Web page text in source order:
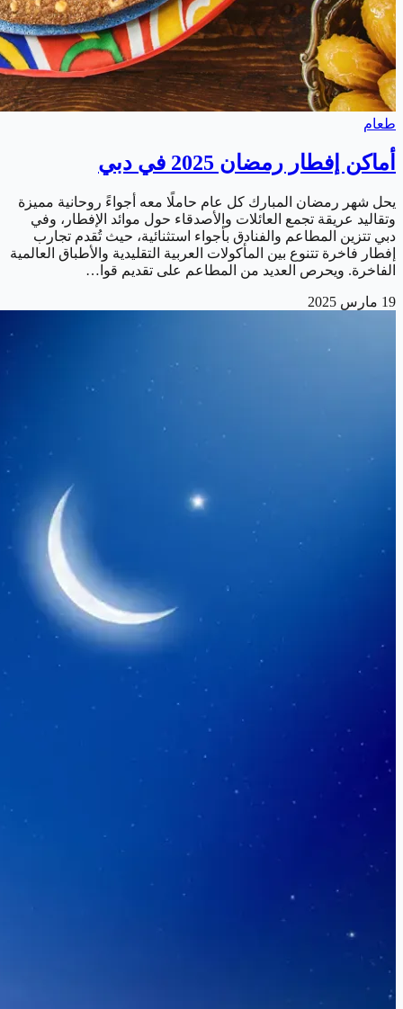
طعام
أماكن إفطار رمضان 2025 في دبي
يحل شهر رمضان المبارك كل عام حاملًا معه أجواءً روحانية مميزة
وتقاليد عريقة تجمع العائلات والأصدقاء حول موائد الإفطار، وفي
دبي تتزين المطاعم والفنادق بأجواء استثنائية، حيث تُقدم تجارب
إفطار فاخرة تتنوع بين المأكولات العربية التقليدية والأطباق العالمية
الفاخرة. ويحرص العديد من المطاعم على تقديم قوا…
19 مارس 2025